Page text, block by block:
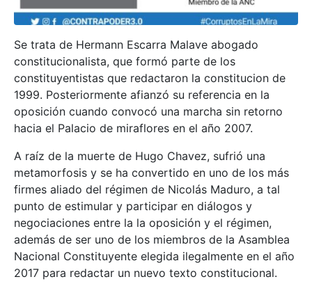
Se trata de Hermann Escarra Malave abogado
constitucionalista, que formó parte de los
constituyentistas que redactaron la constitucion de
1999. Posteriormente afianzó su referencia en la
oposición cuando convocó una marcha sin retorno
hacia el Palacio de miraflores en el año 2007.
A raíz de la muerte de Hugo Chavez, sufrió una
metamorfosis y se ha convertido en uno de los más
firmes aliado del régimen de Nicolás Maduro, a tal
punto de estimular y participar en diálogos y
negociaciones entre la la oposición y el régimen,
además de ser uno de los miembros de la Asamblea
Nacional Constituyente elegida ilegalmente en el año
2017 para redactar un nuevo texto constitucional.